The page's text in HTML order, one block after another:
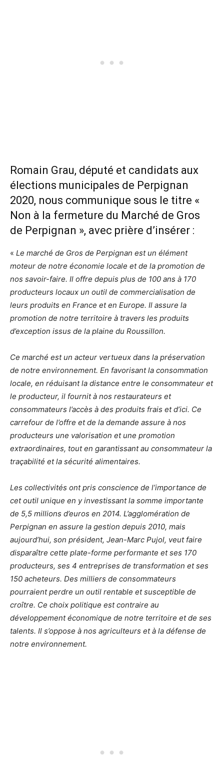
Romain Grau, député et candidats aux
élections municipales de Perpignan
2020, nous communique sous le titre «
Non à la fermeture du Marché de Gros
de Perpignan », avec prière d’insérer :
« Le marché de Gros de Perpignan est un élément
moteur de notre économie locale et de la promotion de
nos savoir-faire. Il offre depuis plus de 100 ans à 170
producteurs locaux un outil de commercialisation de
leurs produits en France et en Europe. Il assure la
promotion de notre territoire à travers les produits
d’exception issus de la plaine du Roussillon.
Ce marché est un acteur vertueux dans la préservation
de notre environnement. En favorisant la consommation
locale, en réduisant la distance entre le consommateur et
le producteur, il fournit à nos restaurateurs et
consommateurs l’accès à des produits frais et d’ici. Ce
carrefour de l’offre et de la demande assure à nos
producteurs une valorisation et une promotion
extraordinaires, tout en garantissant au consommateur la
traçabilité et la sécurité alimentaires.
Les collectivités ont pris conscience de l’importance de
cet outil unique en y investissant la somme importante
de 5,5 millions d’euros en 2014. L’agglomération de
Perpignan en assure la gestion depuis 2010, mais
aujourd’hui, son président, Jean-Marc Pujol, veut faire
disparaître cette plate-forme performante et ses 170
producteurs, ses 4 entreprises de transformation et ses
150 acheteurs. Des milliers de consommateurs
pourraient perdre un outil rentable et susceptible de
croître. Ce choix politique est contraire au
développement économique de notre territoire et de ses
talents. Il s’oppose à nos agriculteurs et à la défense de
notre environnement.